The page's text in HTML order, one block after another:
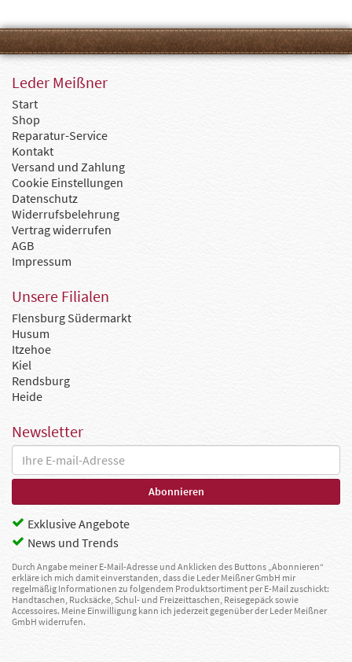
Leder Meißner
Start
Shop
Reparatur-Service
Kontakt
Versand und Zahlung
Cookie Einstellungen
Datenschutz
Widerrufsbelehrung
Vertrag widerrufen
AGB
Impressum
Unsere Filialen
Flensburg Südermarkt
Husum
Itzehoe
Kiel
Rendsburg
Heide
Newsletter
Exklusive Angebote
News und Trends
Durch Angabe meiner E-Mail-Adresse und Anklicken des Buttons „Abonnieren“
erkläre ich mich damit einverstanden, dass die Leder Meißner GmbH mir
regelmäßig Informationen zu folgendem Produktsortiment per E-Mail zuschickt:
Handtaschen, Rucksäcke, Schul- und Freizeittaschen, Reisegepäck sowie
Accessoires. Meine Einwilligung kann ich jederzeit gegenüber der Leder Meißner
GmbH widerrufen.